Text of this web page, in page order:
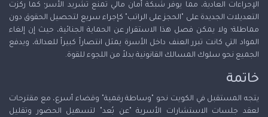
الإجراءات العادية، مما يوفر شبكة أمان مالي تمنع تشريد الأسر؛ كما ركزت
التعديلات الجديدة على "الحجز على الراتب" كإجراء سريع لتحصيل الحقوق دون
مماطلة؛ ولا يمكن فصل هذا الاستقرار عن الحماية الجنائية، حيث إن إلغاء
المواد التي كانت تبرر العنف داخل الأسرة يمثل انتصاراً كبيراً للعدالة، ويدفع
الجميع نحو سلوك المسالك القانونية بدلاً من اللجوء للقوة.
خاتمة
يتجه المستقبل في الكويت نحو "وساطة رقمية" وقضاء أسرع، مع مقترحات
لعقد جلسات الاستشارات الأسرية "عن بُعد" لتسهيل الحضور وتقليل